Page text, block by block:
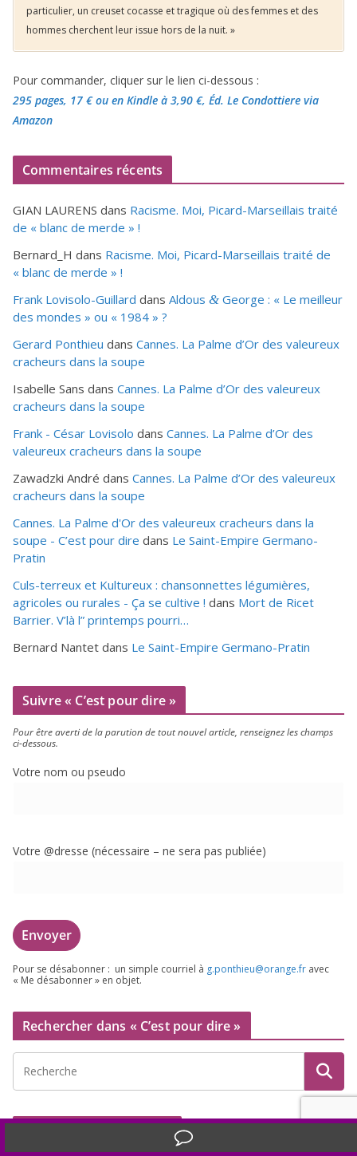
particulier, un creuset cocasse et tragique où des femmes et des
hommes cherchent leur issue hors de la nuit. »
Pour commander, cliquer sur le lien ci-dessous :
295 pages, 17 €ou en Kindle à 3,90 €, Éd. Le Condottiere via
Amazon
Commentaires récents
GIAN LAURENS dans Racisme. Moi, Picard-Marseillais traité
de « blanc de merde » !
Bernard_H dans Racisme. Moi, Picard-Marseillais traité de
« blanc de merde » !
Frank Lovisolo-Guillard dans Aldous & George : « Le meilleur
des mondes » ou « 1984 » ?
Gerard Ponthieu dans Cannes. La Palme d’Or des valeureux
cracheurs dans la soupe
Isabelle Sans dans Cannes. La Palme d’Or des valeureux
cracheurs dans la soupe
Frank - César Lovisolo dans Cannes. La Palme d’Or des
valeureux cracheurs dans la soupe
Zawadzki André dans Cannes. La Palme d’Or des valeureux
cracheurs dans la soupe
Cannes. La Palme d'Or des valeureux cracheurs dans la
soupe - C’est pour dire dans Le Saint-Empire Germano-
Pratin
Culs-terreux et Kultureux : chansonnettes légumières,
agricoles ou rurales - Ça se cultive ! dans Mort de Ricet
Barrier. V’là l” printemps pourri…
Bernard Nantet dans Le Saint-Empire Germano-Pratin
Suivre « C’est pour dire »
Pour être aver­ti de la paru­tion de tout nou­vel article, ren­sei­gnez les champs
ci-dessous.
Votre nom ou pseudo
Votre @dresse (néces­saire – ne sera pas publiée)
Pour se désa­bon­ner : un simple cour­riel à g.​ponthieu@​orange.​fr avec
« Me désa­bon­ner » en objet.
Rechercher dans « C’est pour dire »